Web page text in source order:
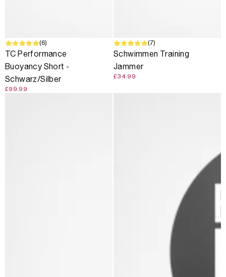
(6)
TC Performance
Buoyancy Short -
Schwarz/Silber
£99.99
(7)
Schwimmen Training
Jammer
£34.99